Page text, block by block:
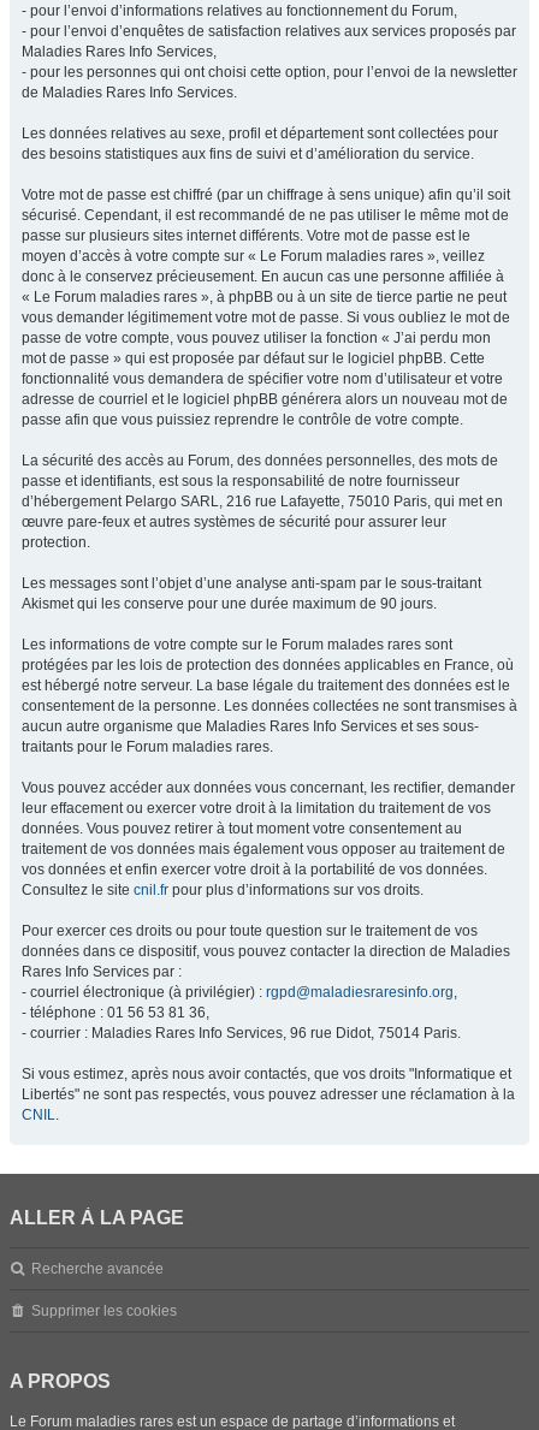
- pour l’envoi d’informations relatives au fonctionnement du Forum,
- pour l’envoi d’enquêtes de satisfaction relatives aux services proposés par
Maladies Rares Info Services,
- pour les personnes qui ont choisi cette option, pour l’envoi de la newsletter
de Maladies Rares Info Services.
Les données relatives au sexe, profil et département sont collectées pour
des besoins statistiques aux fins de suivi et d’amélioration du service.
Votre mot de passe est chiffré (par un chiffrage à sens unique) afin qu’il soit
sécurisé. Cependant, il est recommandé de ne pas utiliser le même mot de
passe sur plusieurs sites internet différents. Votre mot de passe est le
moyen d’accès à votre compte sur « Le Forum maladies rares », veillez
donc à le conservez précieusement. En aucun cas une personne affiliée à
« Le Forum maladies rares », à phpBB ou à un site de tierce partie ne peut
vous demander légitimement votre mot de passe. Si vous oubliez le mot de
passe de votre compte, vous pouvez utiliser la fonction « J’ai perdu mon
mot de passe » qui est proposée par défaut sur le logiciel phpBB. Cette
fonctionnalité vous demandera de spécifier votre nom d’utilisateur et votre
adresse de courriel et le logiciel phpBB générera alors un nouveau mot de
passe afin que vous puissiez reprendre le contrôle de votre compte.
La sécurité des accès au Forum, des données personnelles, des mots de
passe et identifiants, est sous la responsabilité de notre fournisseur
d’hébergement Pelargo SARL, 216 rue Lafayette, 75010 Paris, qui met en
œuvre pare-feux et autres systèmes de sécurité pour assurer leur
protection.
Les messages sont l’objet d’une analyse anti-spam par le sous-traitant
Akismet qui les conserve pour une durée maximum de 90 jours.
Les informations de votre compte sur le Forum malades rares sont
protégées par les lois de protection des données applicables en France, où
est hébergé notre serveur. La base légale du traitement des données est le
consentement de la personne. Les données collectées ne sont transmises à
aucun autre organisme que Maladies Rares Info Services et ses sous-
traitants pour le Forum maladies rares.
Vous pouvez accéder aux données vous concernant, les rectifier, demander
leur effacement ou exercer votre droit à la limitation du traitement de vos
données. Vous pouvez retirer à tout moment votre consentement au
traitement de vos données mais également vous opposer au traitement de
vos données et enfin exercer votre droit à la portabilité de vos données.
Consultez le site cnil.fr pour plus d’informations sur vos droits.
Pour exercer ces droits ou pour toute question sur le traitement de vos
données dans ce dispositif, vous pouvez contacter la direction de Maladies
Rares Info Services par :
- courriel électronique (à privilégier) : rgpd@maladiesraresinfo.org,
- téléphone : 01 56 53 81 36,
- courrier : Maladies Rares Info Services, 96 rue Didot, 75014 Paris.
Si vous estimez, après nous avoir contactés, que vos droits "Informatique et
Libertés" ne sont pas respectés, vous pouvez adresser une réclamation à la
CNIL.
ALLER À LA PAGE
Recherche avancée
Supprimer les cookies
A PROPOS
Le Forum maladies rares est un espace de partage d’informations et